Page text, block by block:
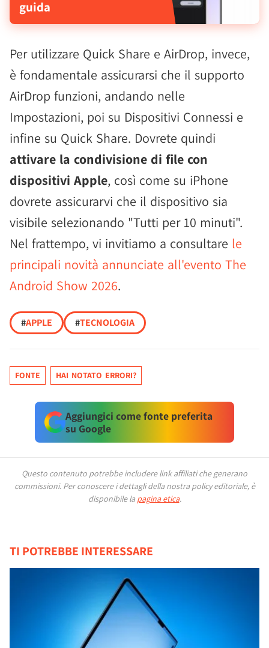
guida
Per utilizzare Quick Share e AirDrop, invece,
è fondamentale assicurarsi che il supporto
AirDrop funzioni, andando nelle
Impostazioni, poi su Dispositivi Connessi e
infine su Quick Share. Dovrete quindi
attivare la condivisione di file con
dispositivi Apple, così come su iPhone
dovrete assicurarvi che il dispositivo sia
visibile selezionando "Tutti per 10 minuti".
Nel frattempo, vi invitiamo a consultare le
principali novità annunciate all'evento The
Android Show 2026.
#APPLE #TECNOLOGIA
FONTE HAI NOTATO ERRORI?
Aggiungici come fonte preferita
su Google
Questo contenuto potrebbe includere link affiliati che generano
commissioni. Per conoscere i dettagli della nostra policy editoriale, è
disponibile la pagina etica.
TI POTREBBE INTERESSARE